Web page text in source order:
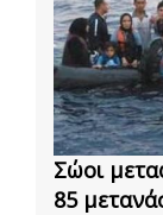
Σώοι
85